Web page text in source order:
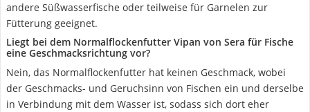
andere Süßwasserfische oder teilweise für Garnelen zur
Fütterung geeignet.
Liegt bei dem Normalflockenfutter Vipan von Sera für Fische
eine Geschmacksrichtung vor?
Nein, das Normalflockenfutter hat keinen Geschmack, wobei
der Geschmacks- und Geruchsinn von Fischen ein und derselbe
in Verbindung mit dem Wasser ist, sodass sich dort eher